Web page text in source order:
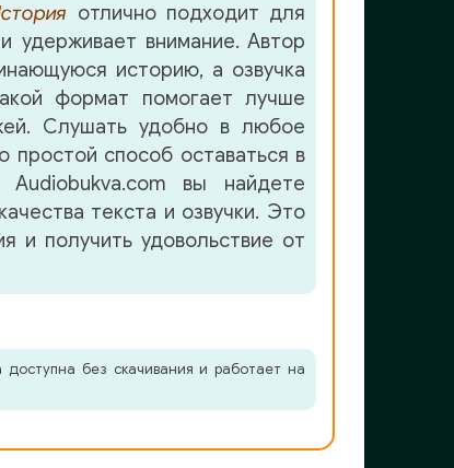
отлично подходит для
удерживает внимание. Автор
историю, а озвучка
формат помогает лучше
Слушать удобно в любое
способ оставаться в
вы найдете
текста и озвучки. Это
и получить удовольствие от
без скачивания и работает на